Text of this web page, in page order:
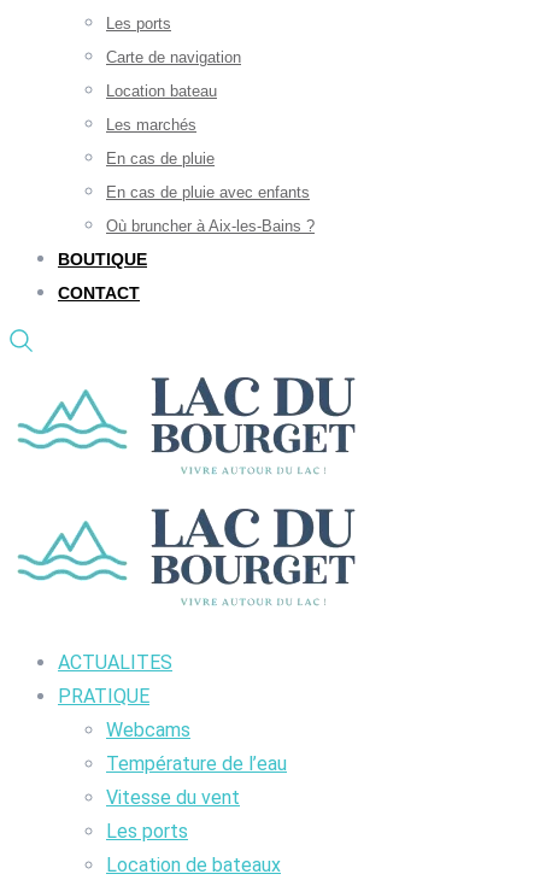
Les ports
Carte de navigation
Location bateau
Les marchés
En cas de pluie
En cas de pluie avec enfants
Où bruncher à Aix-les-Bains ?
BOUTIQUE
CONTACT
ACTUALITES
PRATIQUE
Webcams
Température de l’eau
Vitesse du vent
Les ports
Location de bateaux